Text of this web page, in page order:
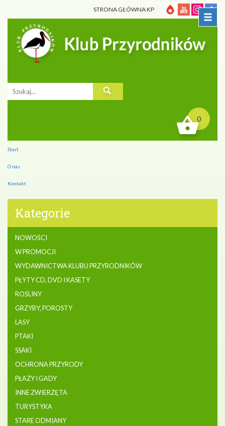
STRONA GŁÓWNA KP
0
Start
O nas
Kontakt
Kategorie
NOWOŚCI
W PROMOCJI
WYDAWNICTWA KLUBU PRZYRODNIKÓW
PŁYTY CD, DVD I KASETY
ROŚLINY
GRZYBY, POROSTY
LASY
PTAKI
SSAKI
OCHRONA PRZYRODY
PŁAZY I GADY
INNE ZWIERZĘTA
TURYSTYKA
STARE ODMIANY